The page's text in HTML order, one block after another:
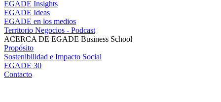
EGADE Insights
EGADE Ideas
EGADE en los medios
Territorio Negocios - Podcast
ACERCA DE EGADE Business School
Propósito
Sostenibilidad e Impacto Social
EGADE 30
Contacto